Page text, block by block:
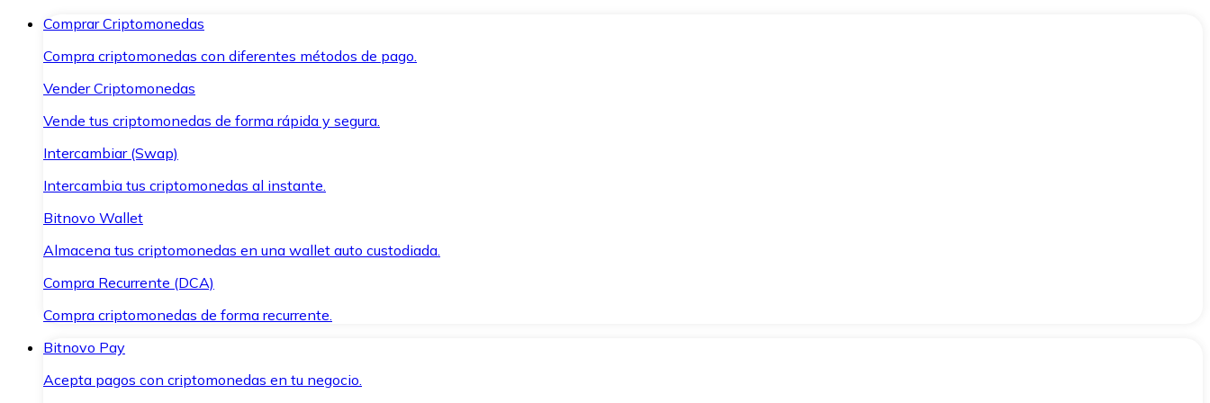
Comprar Criptomonedas
Compra criptomonedas con diferentes métodos de pago.
Vender Criptomonedas
Vende tus criptomonedas de forma rápida y segura.
Intercambiar (Swap)
Intercambia tus criptomonedas al instante.
Bitnovo Wallet
Almacena tus criptomonedas en una wallet auto custodiada.
Compra Recurrente (DCA)
Compra criptomonedas de forma recurrente.
Bitnovo Pay
Acepta pagos con criptomonedas en tu negocio.